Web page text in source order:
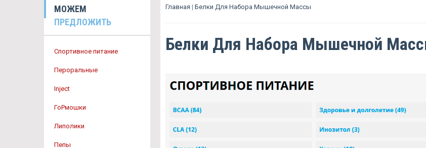
МОЖЕМ
ПРЕДЛОЖИТЬ
Спортивное питание
Пероральные
Inject
ГоРмошки
Липолики
Пепы
Главная | Белки Для Набора Мышечной Массы
Белки Для Набора Мышечной